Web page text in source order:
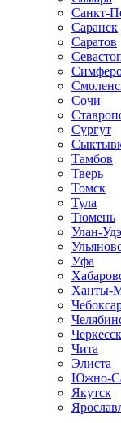
Санкт-
Саранск
Саратов
Сочи
Сургут
Тамбов
Тверь
Томск
Тула
Тюмень
Улан-Удэ
Уфа
Ханты-
Черкесск
Чита
Элиста
Южно-
Якутск